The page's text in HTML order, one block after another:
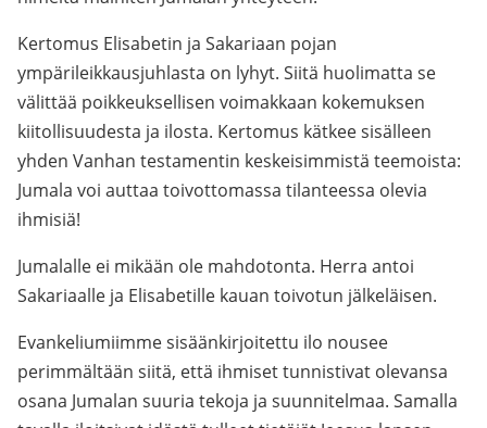
Kertomus Elisabetin ja Sakariaan pojan
ympärileikkausjuhlasta on lyhyt. Siitä huolimatta se
välittää poikkeuksellisen voimakkaan kokemuksen
kiitollisuudesta ja ilosta. Kertomus kätkee sisälleen
yhden Vanhan testamentin keskeisimmistä teemoista:
Jumala voi auttaa toivottomassa tilanteessa olevia
ihmisiä!
Jumalalle ei mikään ole mahdotonta. Herra antoi
Sakariaalle ja Elisabetille kauan toivotun jälkeläisen.
Evankeliumiimme sisäänkirjoitettu ilo nousee
perimmältään siitä, että ihmiset tunnistivat olevansa
osana Jumalan suuria tekoja ja suunnitelmaa. Samalla